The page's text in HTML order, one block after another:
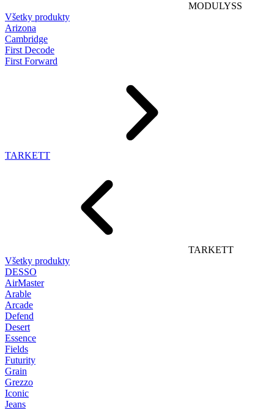
MODULYSS
Všetky produkty
Arizona
Cambridge
First Decode
First Forward
TARKETT
TARKETT
Všetky produkty
DESSO
AirMaster
Arable
Arcade
Defend
Desert
Essence
Fields
Futurity
Grain
Grezzo
Iconic
Jeans